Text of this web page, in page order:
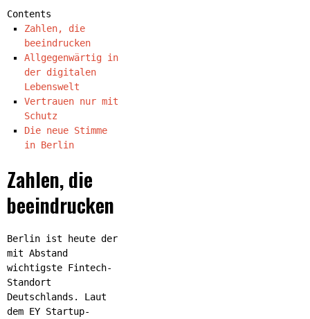
Contents
Zahlen, die
beeindrucken
Allgegenwärtig in
der digitalen
Lebenswelt
Vertrauen nur mit
Schutz
Die neue Stimme
in Berlin
Zahlen, die
beeindrucken
Berlin ist heute der
mit Abstand
wichtigste Fintech-
Standort
Deutschlands. Laut
dem EY Startup-